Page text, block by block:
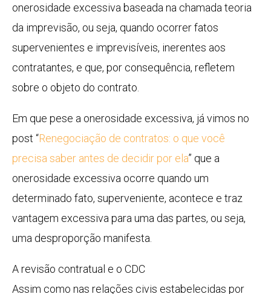
onerosidade excessiva baseada na chamada teoria
da imprevisão, ou seja, quando ocorrer fatos
supervenientes e imprevisíveis, inerentes aos
contratantes, e que, por consequência, refletem
sobre o objeto do contrato.
Em que pese a onerosidade excessiva, já vimos no
post “Renegociação de contratos: o que você
precisa saber antes de decidir por ela” que a
onerosidade excessiva ocorre quando um
determinado fato, superveniente, acontece e traz
vantagem excessiva para uma das partes, ou seja,
uma desproporção manifesta.
A revisão contratual e o CDC
Assim como nas relações civis estabelecidas por